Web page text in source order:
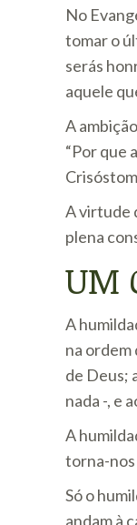
No
tomar o
serás
aquele
A
“Por que
A virtude
plena
UM
A
na ordem
de Deus;
nada -, e
A
torna-nos
Só o
andam à